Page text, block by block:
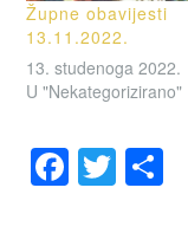
Župne obavijesti
13.11.2022.
13. studenoga 2022.
U "Nekategorizirano"
F
a
T
wi